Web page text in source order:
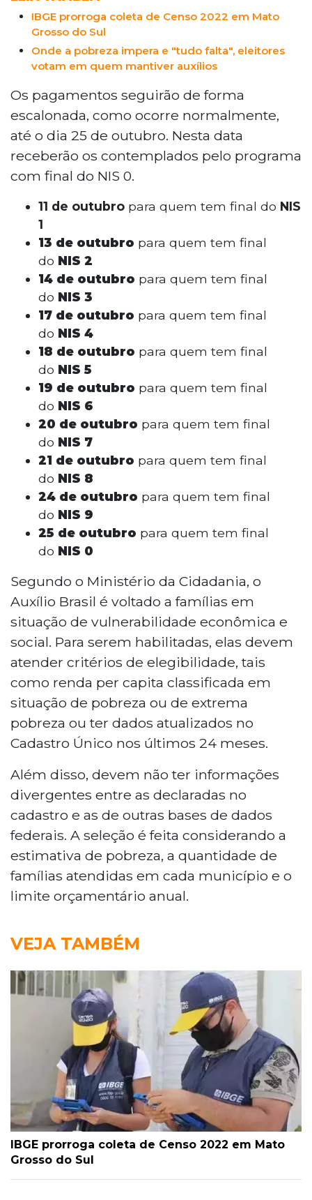
IBGE prorroga coleta de Censo 2022 em Mato
Grosso do Sul
Onde a pobreza impera e "tudo falta", eleitores
votam em quem mantiver auxílios
Os pagamentos seguirão de forma
escalonada, como ocorre normalmente,
até o dia 25 de outubro. Nesta data
receberão os contemplados pelo programa
com final do NIS 0.
11 de outubro para quem tem final do NIS
1
13 de outubro para quem tem final
do NIS 2
14 de outubro para quem tem final
do NIS 3
17 de outubro para quem tem final
do NIS 4
18 de outubro para quem tem final
do NIS 5
19 de outubro para quem tem final
do NIS 6
20 de outubro para quem tem final
do NIS 7
21 de outubro para quem tem final
do NIS 8
24 de outubro para quem tem final
do NIS 9
25 de outubro para quem tem final
do NIS 0
Segundo o Ministério da Cidadania, o
Auxílio Brasil é voltado a famílias em
situação de vulnerabilidade econômica e
social. Para serem habilitadas, elas devem
atender critérios de elegibilidade, tais
como renda per capita classificada em
situação de pobreza ou de extrema
pobreza ou ter dados atualizados no
Cadastro Único nos últimos 24 meses.
Além disso, devem não ter informações
divergentes entre as declaradas no
cadastro e as de outras bases de dados
federais. A seleção é feita considerando a
estimativa de pobreza, a quantidade de
famílias atendidas em cada município e o
limite orçamentário anual.
VEJA TAMBÉM
IBGE prorroga coleta de Censo 2022 em Mato
Grosso do Sul